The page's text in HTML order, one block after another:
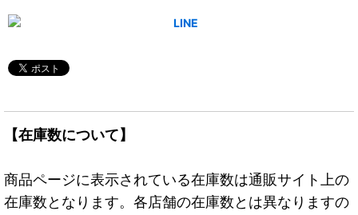
【在庫数について】
商品ページに表示されている在庫数は通販サイト上の
在庫数となります。各店舗の在庫数とは異なりますの